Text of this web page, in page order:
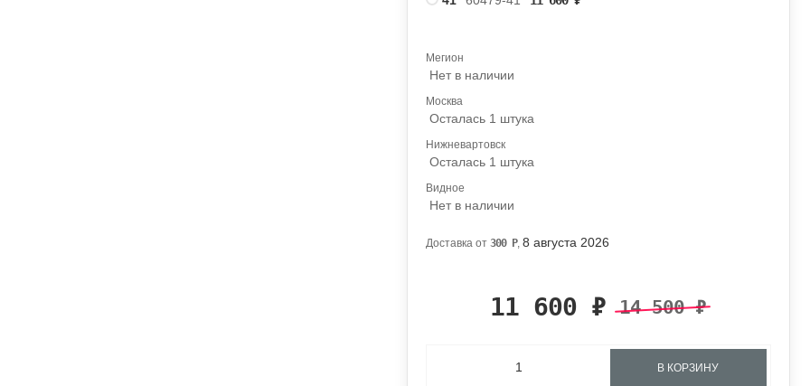
Мегион
Нет в наличии
Москва
Осталась 1 штука
Нижневартовск
Осталась 1 штука
Видное
Нет в наличии
Доставка от300 Р,8 августа 2026
11 600 ₽ 14 500₽
В КОРЗИНУ